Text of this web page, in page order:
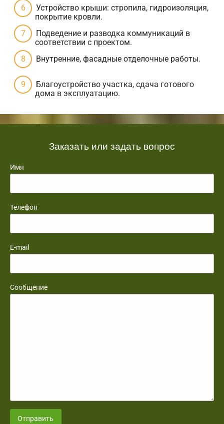
Устройство крыши: стропила, гидроизоляция,
покрытие кровли.
Подведение и разводка коммуникаций в
соответствии с проектом.
Внутренние, фасадные отделочные работы.
Благоустройство участка, сдача готового
дома в эксплуатацию.
Заказать или задать вопрос
Имя
Телефон
E-mail
Сообщение
Отправить